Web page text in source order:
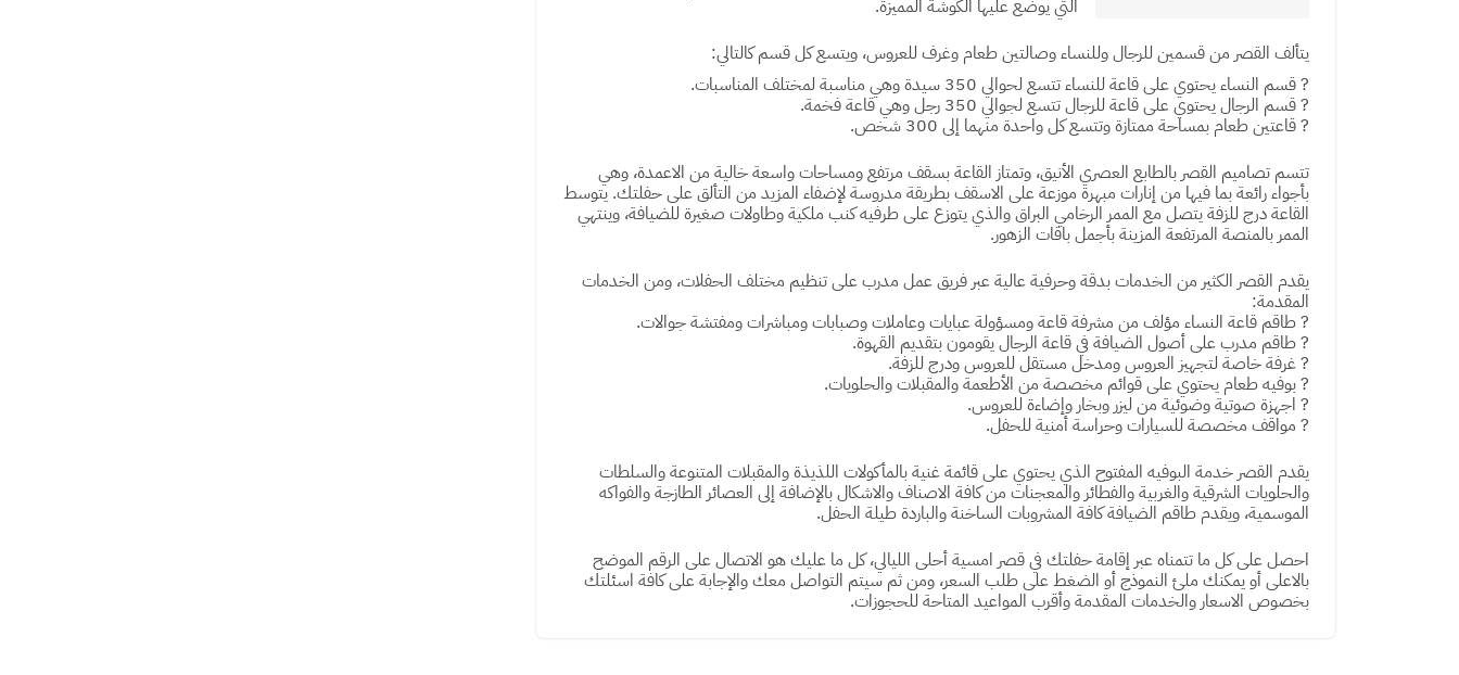
التي يوضع عليها الكوشة المميزة.
يتألف القصر من قسمين للرجال وللنساء وصالتين طعام وغرف للعروس، ويتسع كل قسم كالتالي:
? قسم النساء يحتوي على قاعة للنساء تتسع لحوالي 350 سيدة وهي مناسبة لمختلف المناسبات.
? قسم الرجال يحتوي على قاعة للرجال تتسع لجوالي 350 رجل وهي قاعة فخمة.
? قاعتين طعام بمساحة ممتازة وتتسع كل واحدة منهما إلى 300 شخص.
تتسم تصاميم القصر بالطابع العصري الأنيق، وتمتاز القاعة بسقف مرتفع ومساحات واسعة خالية من الاعمدة، وهي
بأجواء رائعة بما فيها من إنارات مبهرة موزعة على الاسقف بطريقة مدروسة لإضفاء المزيد من التألق على حفلتك. يتوسط
القاعة درج للزفة يتصل مع الممر الرخامي البراق والذي يتوزع على طرفيه كنب ملكية وطاولات صغيرة للضيافة، وينتهي
الممر بالمنصة المرتفعة المزينة بأجمل باقات الزهور.
يقدم القصر الكثير من الخدمات بدقة وحرفية عالية عبر فريق عمل مدرب على تنظيم مختلف الحفلات، ومن الخدمات
المقدمة:
? طاقم قاعة النساء مؤلف من مشرفة قاعة ومسؤولة عبايات وعاملات وصبابات ومباشرات ومفتشة جوالات.
? طاقم مدرب على أصول الضيافة في قاعة الرجال يقومون بتقديم القهوة.
? غرفة خاصة لتجهيز العروس ومدخل مستقل للعروس ودرج للزفة.
? بوفيه طعام يحتوي على قوائم مخصصة من الأطعمة والمقبلات والحلويات.
? اجهزة صوتية وضوئية من ليزر وبخار وإضاءة للعروس.
? مواقف مخصصة للسيارات وحراسة أمنية للحفل.
يقدم القصر خدمة البوفيه المفتوح الذي يحتوي على قائمة غنية بالمأكولات اللذيذة والمقبلات المتنوعة والسلطات
والحلويات الشرقية والغربية والفطائر والمعجنات من كافة الاصناف والاشكال بالإضافة إلى العصائر الطازجة والفواكه
الموسمية، ويقدم طاقم الضيافة كافة المشروبات الساخنة والباردة طيلة الحفل.
احصل على كل ما تتمناه عبر إقامة حفلتك في قصر امسية أحلى الليالي، كل ما عليك هو الاتصال على الرقم الموضح
بالاعلى أو يمكنك ملئ النموذج أو الضغط على طلب السعر، ومن ثم سيتم التواصل معك والإجابة على كافة اسئلتك
بخصوص الاسعار والخدمات المقدمة وأقرب المواعيد المتاحة للحجوزات.